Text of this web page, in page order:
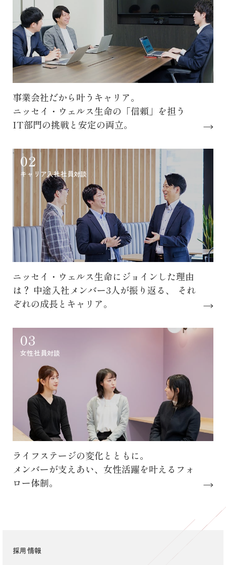
事業会社だから叶うキャリア。
ニッセイ・ウェルス生命の「信頼」を担う
IT部門の挑戦と安定の両立。
02
キャリア入社社員対談
ニッセイ・ウェルス生命にジョインした理由
は？ 中途入社メンバー3人が振り返る、
それ
ぞれの成長とキャリア。
03
女性社員対談
ライフステージの変化とともに。
メンバーが支えあい、女性活躍を叶えるフォ
ロー体制。
採用情報